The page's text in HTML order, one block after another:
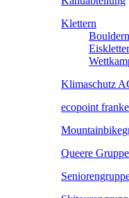
Klettern
Klimaschutz
ecopoint
Queere Gruppe